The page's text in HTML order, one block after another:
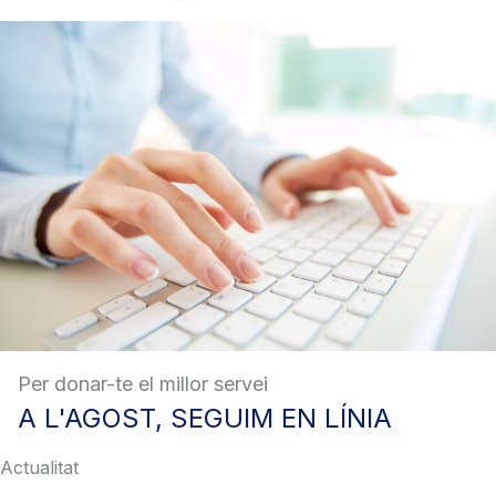
Per donar-te el millor servei
A L'AGOST, SEGUIM EN LÍNIA
Actualitat